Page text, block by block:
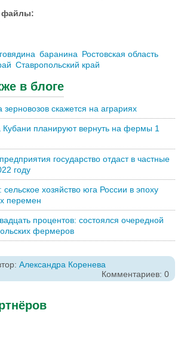
файлы:
говядина баранина Ростовская область
Ставропольский край
в блоге
зерновозов скажется на аграриях
Кубани планируют вернуть на фермы 1
государство отдаст в частные
году
сельское хозяйство юга России в эпоху
перемен
процентов: состоялся очередной
фермеров
Александра Коренева
Комментариев: 0